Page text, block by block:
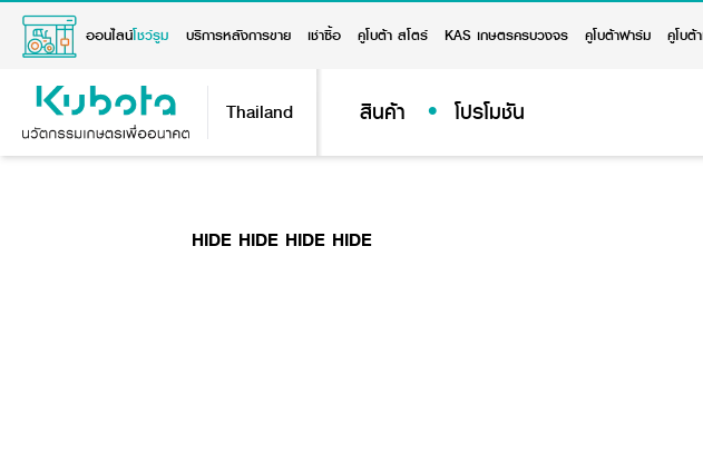
ออนไลน์โชว์รูม บริการหลังการขาย เช่าซื้อ คูโบต้า สโตร์ KAS เกษตรครบวงจร คูโบต้าฟาร์ม คูโบต้
Thailand สินค้า โปรโมชัน
HIDE HIDE HIDE HIDE